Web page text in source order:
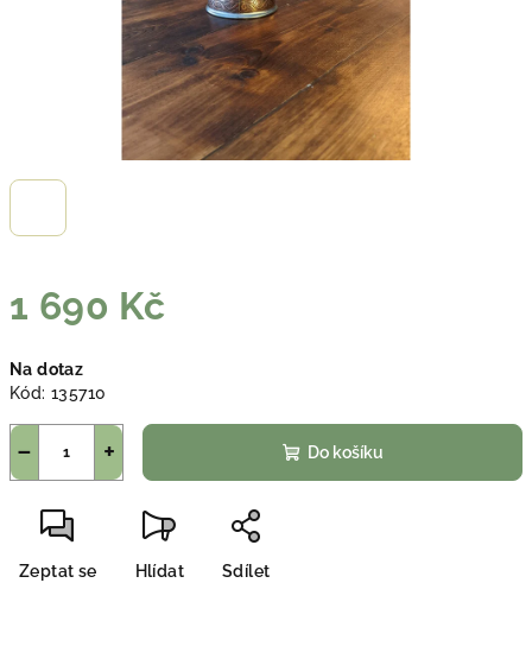
1 690 Kč
cena:
Na dotaz
Kód: 135710
+
− Do košíku
Zeptat se Hlídat Sdílet